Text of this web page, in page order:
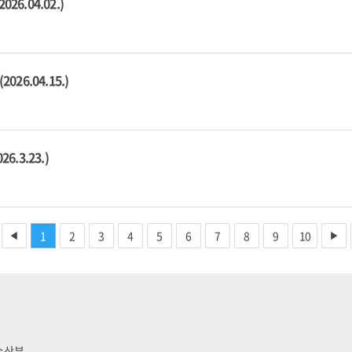
◀ 1 2 3 4 5 6 7 8 9 10 ▶